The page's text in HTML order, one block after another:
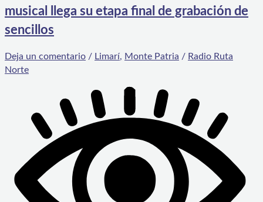
musical llega su etapa final de grabación de
sencillos
Deja un comentario / Limarí, Monte Patria / Radio Ruta
Norte